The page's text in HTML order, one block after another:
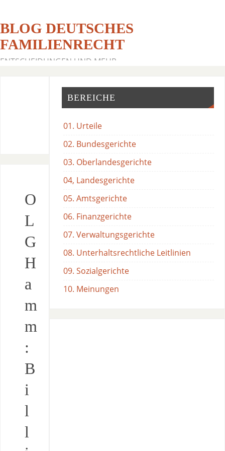
BLOG DEUTSCHES
FAMILIENRECHT
ENTSCHEIDUNGEN UND MEHR
O
L
G
H
a
m
m
:
B
i
l
l
BEREICHE
01. Urteile
02. Bundesgerichte
03. Oberlandesgerichte
04, Landesgerichte
05. Amtsgerichte
06. Finanzgerichte
07. Verwaltungsgerichte
08. Unterhaltsrechtliche Leitlinien
09. Sozialgerichte
10. Meinungen